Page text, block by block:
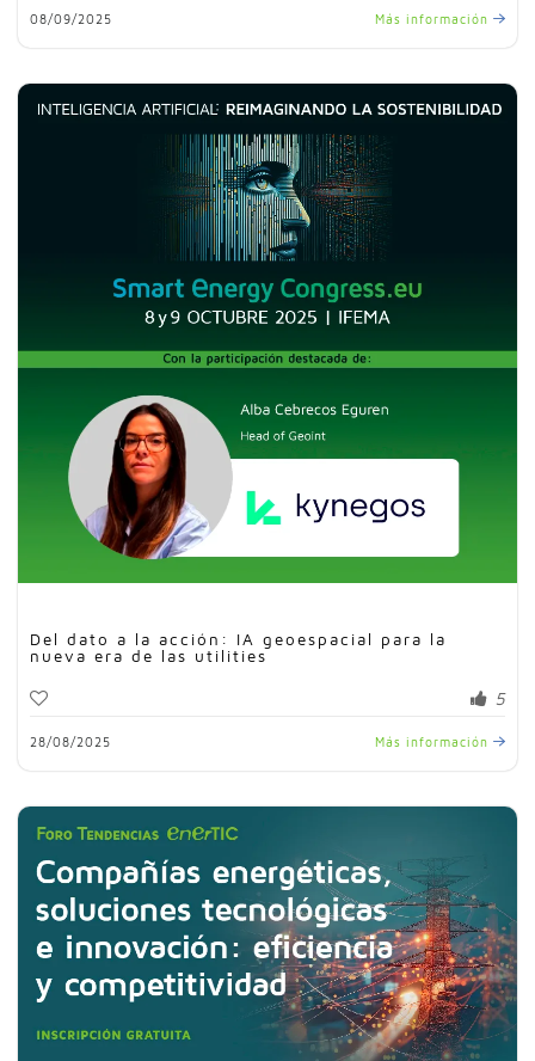
08/09/2025 Más información
Del dato a la acción: IA geoespacial para la
nueva era de las utilities
5
28/08/2025 Más información